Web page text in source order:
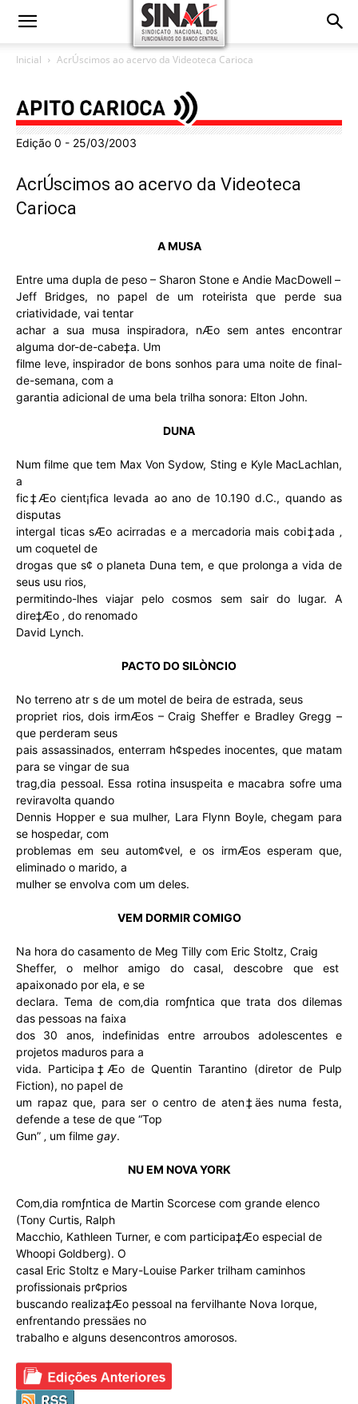
Inicial AcrÚscimos ao acervo da Videoteca Carioca
Edição 0 - 25/03/2003
AcrÚscimos ao acervo da Videoteca
Carioca
A MUSA
Entre uma dupla de peso – Sharon Stone e Andie MacDowell –
Jeff Bridges, no papel de um roteirista que perde sua
criatividade, vai tentar
achar a sua musa inspiradora, nÆo sem antes encontrar
alguma dor-de-cabe‡a. Um
filme leve, inspirador de bons sonhos para uma noite de final-
de-semana, com a
garantia adicional de uma bela trilha sonora: Elton John.
DUNA
Num filme que tem Max Von Sydow, Sting e Kyle MacLachlan,
a
fic‡Æo cient¡fica levada ao ano de 10.190 d.C., quando as
disputas
intergal ticas sÆo acirradas e a mercadoria mais cobi‡ada ‚
um coquetel de
drogas que s¢ o planeta Duna tem, e que prolonga a vida de
seus usu rios,
permitindo-lhes viajar pelo cosmos sem sair do lugar. A
dire‡Æo ‚ do renomado
David Lynch.
PACTO DO SILÒNCIO
No terreno atr s de um motel de beira de estrada, seus
propriet rios, dois irmÆos – Craig Sheffer e Bradley Gregg –
que perderam seus
pais assassinados, enterram h¢spedes inocentes, que matam
para se vingar de sua
trag‚dia pessoal. Essa rotina insuspeita e macabra sofre uma
reviravolta quando
Dennis Hopper e sua mulher, Lara Flynn Boyle, chegam para
se hospedar, com
problemas em seu autom¢vel, e os irmÆos esperam que,
eliminado o marido, a
mulher se envolva com um deles.
VEM DORMIR COMIGO
Na hora do casamento de Meg Tilly com Eric Stoltz, Craig
Sheffer, o melhor amigo do casal, descobre que est
apaixonado por ela, e se
declara. Tema de com‚dia romƒntica que trata dos dilemas
das pessoas na faixa
dos 30 anos, indefinidas entre arroubos adolescentes e
projetos maduros para a
vida. Participa‡Æo de Quentin Tarantino (diretor de Pulp
Fiction), no papel de
um rapaz que, para ser o centro de aten‡äes numa festa,
defende a tese de que “Top
Gun” ‚ um filme gay.
NU EM NOVA YORK
Com‚dia romƒntica de Martin Scorcese com grande elenco
(Tony Curtis, Ralph
Macchio, Kathleen Turner, e com participa‡Æo especial de
Whoopi Goldberg). O
casal Eric Stoltz e Mary-Louise Parker trilham caminhos
profissionais pr¢prios
buscando realiza‡Æo pessoal na fervilhante Nova Iorque,
enfrentando pressäes no
trabalho e alguns desencontros amorosos.